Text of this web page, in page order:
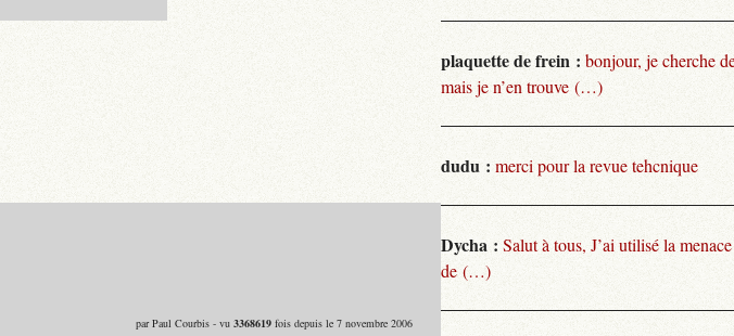
par Paul Courbis - vu 3368619fois depuis le 7 novembre 2006
plaquette de frein : bonjour, je cherche
mais je n’en trouve (…)
dudu : merci pour la revue tehcnique
Dycha : Salut à tous, J’ai utilisé la
de (…)